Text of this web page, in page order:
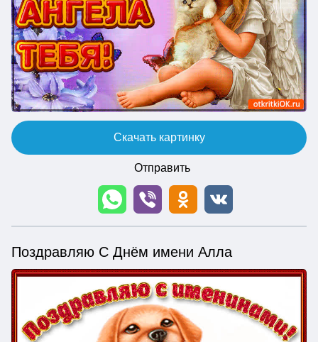
Скачать картинку
Отправить
Поздравляю С Днём имени Алла